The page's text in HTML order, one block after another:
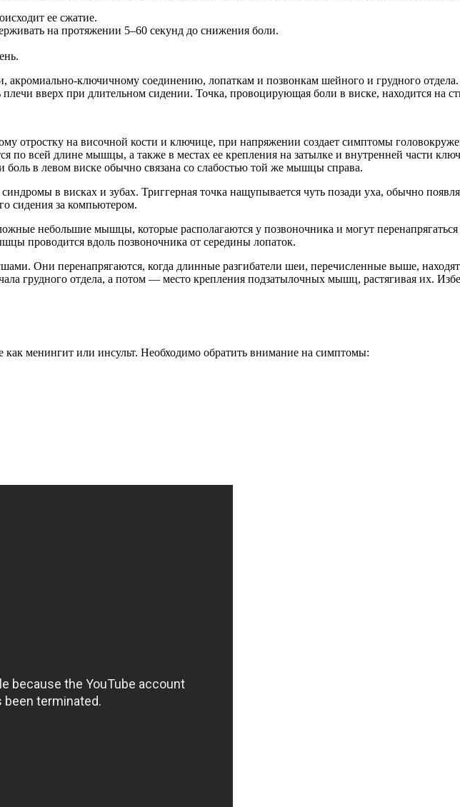
ее сжатие.
на протяжении 5–60 секунд до снижения боли.
акромиально-ключичному соединению, лопаткам и позвонкам шейного и грудного
вверх при длительном сидении. Точка, провоцирующая боли в виске, находится на
отростку на височной кости и ключице, при напряжении создает симптомы
по всей длине мышцы, а также в местах ее крепления на затылке и внутренней части
в левом виске обычно связана со слабостью той же мышцы справа.
в висках и зубах. Триггерная точка нащупывается чуть позади уха, обычно
сидения за компьютером.
небольшие мышцы, которые располагаются у позвоночника и могут перенапрягаться
проводится вдоль позвоночника от середины лопаток.
Они перенапрягаются, когда длинные разгибатели шеи, перечисленные выше,
грудного отдела, а потом — место крепления подзатылочных мышц, растягивая их.
как менингит или инсульт. Необходимо обратить внимание на симптомы: